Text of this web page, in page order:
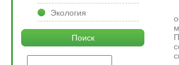
Экология
Поиск